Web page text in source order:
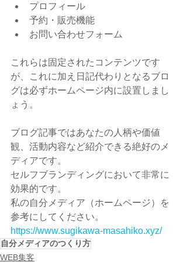
プロフィール
予約・販売機能
お問い合わせフォーム
これらは固定されたコンテンツです
が、これに加え日記代わりとなるブロ
グは必ずホームページ内に設置しまし
ょう。
ブログ記事ではあなたの人柄や価値
観、活動内容など紹介できる絶好のメ
ディアです。
セルフブランディングにおいて非常に
効果的です。
私の自分メディア（ホームページ）を
参考にしてください。
https://www.sugikawa-masahiko.xyz/
自分メディアのつくり方
WEB集客